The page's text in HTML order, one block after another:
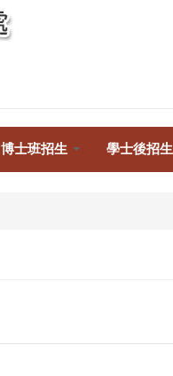
博士班招生 學士後招生